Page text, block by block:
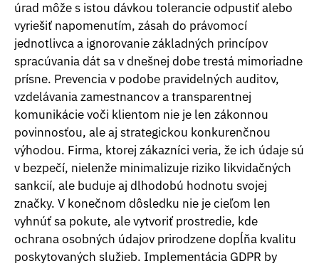
úrad môže s istou dávkou tolerancie odpustiť alebo
vyriešiť napomenutím, zásah do právomocí
jednotlivca a ignorovanie základných princípov
spracúvania dát sa v dnešnej dobe trestá mimoriadne
prísne. Prevencia v podobe pravidelných auditov,
vzdelávania zamestnancov a transparentnej
komunikácie voči klientom nie je len zákonnou
povinnosťou, ale aj strategickou konkurenčnou
výhodou. Firma, ktorej zákazníci veria, že ich údaje sú
v bezpečí, nielenže minimalizuje riziko likvidačných
sankcií, ale buduje aj dlhodobú hodnotu svojej
značky. V konečnom dôsledku nie je cieľom len
vyhnúť sa pokute, ale vytvoriť prostredie, kde
ochrana osobných údajov prirodzene dopĺňa kvalitu
poskytovaných služieb. Implementácia GDPR by